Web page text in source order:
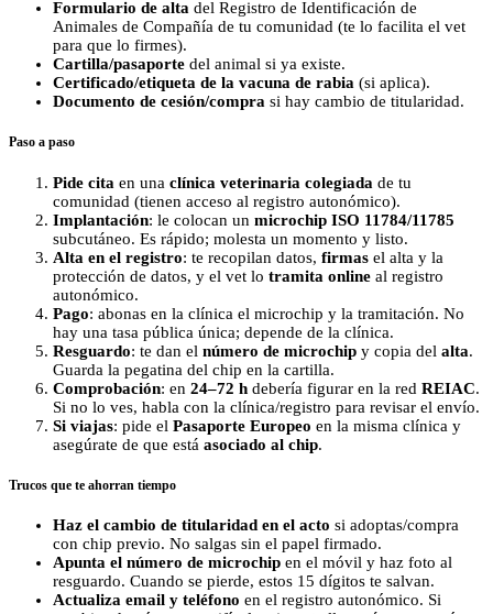
Formulario de alta del Registro de Identificación de
Animales de Compañía de tu comunidad (te lo facilita el vet
para que lo firmes).
Cartilla/pasaporte del animal si ya existe.
Certificado/etiqueta de la vacuna de rabia (si aplica).
Documento de cesión/compra si hay cambio de titularidad.
Paso a paso
Pide cita en una clínica veterinaria colegiada de tu
comunidad (tienen acceso al registro autonómico).
Implantación: le colocan un microchip ISO 11784/11785
subcutáneo. Es rápido; molesta un momento y listo.
Alta en el registro: te recopilan datos, firmas el alta y la
protección de datos, y el vet lo tramita online al registro
autonómico.
Pago: abonas en la clínica el microchip y la tramitación. No
hay una tasa pública única; depende de la clínica.
Resguardo: te dan el número de microchip y copia del alta.
Guarda la pegatina del chip en la cartilla.
Comprobación: en 24–72 h debería figurar en la red REIAC.
Si no lo ves, habla con la clínica/registro para revisar el envío.
Si viajas: pide el Pasaporte Europeo en la misma clínica y
asegúrate de que está asociado al chip.
Trucos que te ahorran tiempo
Haz el cambio de titularidad en el acto si adoptas/compra
con chip previo. No salgas sin el papel firmado.
Apunta el número de microchip en el móvil y haz foto al
resguardo. Cuando se pierde, estos 15 dígitos te salvan.
Actualiza email y teléfono en el registro autonómico. Si